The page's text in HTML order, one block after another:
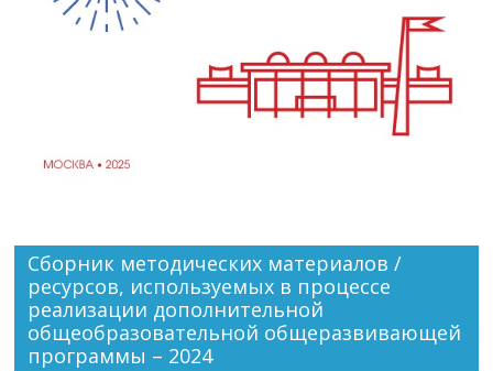
Сборник методических материалов /
ресурсов, используемых в процессе
реализации дополнительной
общеобразовательной общеразвивающей
программы – 2024